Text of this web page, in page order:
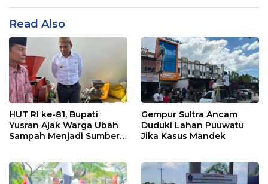
Read Also
HUT RI ke-81, Bupati
Yusran Ajak Warga Ubah
Sampah Menjadi Sumber
Gempur Sultra Ancam
Duduki Lahan Puuwatu
Jika Kasus Mandek